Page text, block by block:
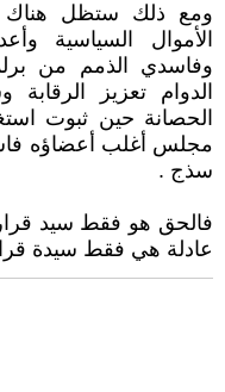
ومع ذلك ستظل هناك
الأموال السياسية
وفاسدي الذمم من
الدوام تعزيز
الحصانة حين ثبوت
مجلس أغلب أعضاؤه
سذج .
فالحق هو فقط سيد
عادلة هي فقط سيدة